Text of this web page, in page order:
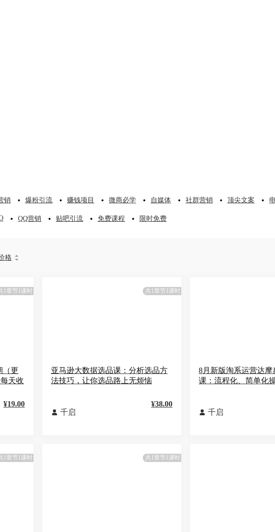
销 爆粉引流 赚钱项目 微商必学 自媒体 社群营销 顶尖文案
QQ营销 贴吧引流 免费课程 限时免费
格 

1章节1课时
（更
天收
¥19.00
共1章节1课时
亚马逊大数据选品课：分析选品方
法技巧，让你选品路上无烦恼
 千启
¥38.00
8月新版淘系运营达
课：流程化、简单化
 千启
1章节1课时 共1章节1课时